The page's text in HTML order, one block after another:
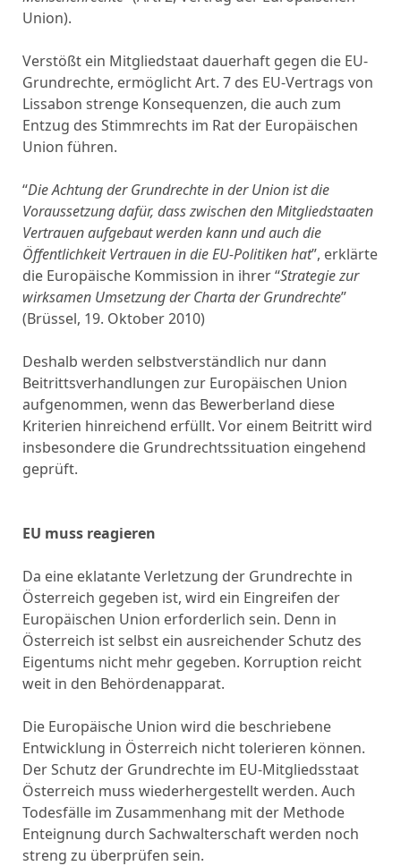
Union).
Verstößt ein Mitgliedstaat dauerhaft gegen die EU-
Grundrechte, ermöglicht Art. 7 des EU-Vertrags von
Lissabon strenge Konsequenzen, die auch zum
Entzug des Stimmrechts im Rat der Europäischen
Union führen.
“Die Achtung der Grundrechte in der Union ist die
Voraussetzung dafür, dass zwischen den Mitgliedstaaten
Vertrauen aufgebaut werden kann und auch die
Öffentlichkeit Vertrauen in die EU-Politiken hat”, erklärte
die Europäische Kommission in ihrer “Strategie zur
wirksamen Umsetzung der Charta der Grundrechte”
(Brüssel, 19. Oktober 2010)
Deshalb werden selbstverständlich nur dann
Beitrittsverhandlungen zur Europäischen Union
aufgenommen, wenn das Bewerberland diese
Kriterien hinreichend erfüllt. Vor einem Beitritt wird
insbesondere die Grundrechtssituation eingehend
geprüft.
EU muss reagieren
Da eine eklatante Verletzung der Grundrechte in
Österreich gegeben ist, wird ein Eingreifen der
Europäischen Union erforderlich sein. Denn in
Österreich ist selbst ein ausreichender Schutz des
Eigentums nicht mehr gegeben. Korruption reicht
weit in den Behördenapparat.
Die Europäische Union wird die beschriebene
Entwicklung in Österreich nicht tolerieren können.
Der Schutz der Grundrechte im EU-Mitgliedsstaat
Österreich muss wiederhergestellt werden. Auch
Todesfälle im Zusammenhang mit der Methode
Enteignung durch Sachwalterschaft werden noch
streng zu überprüfen sein.